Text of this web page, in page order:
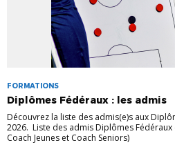
FORMATIONS
Diplômes Fédéraux : les admis
Découvrez la liste des admis(e)s aux
2026. Liste des admis Diplômes
Coach Jeunes et Coach Seniors)